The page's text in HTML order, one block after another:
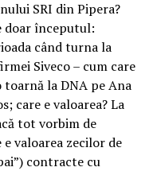
SRI din Pipera?
doar începutul:
când turna la
Siveco – cum care
toarnă la DNA pe Ana
care e valoarea? La
tot vorbim de
valoarea zecilor de
contracte cu